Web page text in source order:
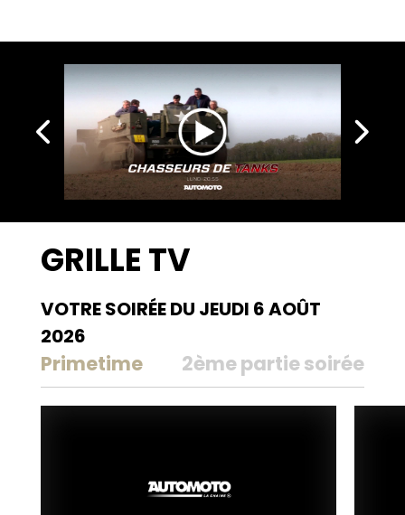
GRILLE TV
VOTRE SOIRÉE DU JEUDI 6 AOÛT
2026
Primetime 2ème partie soirée